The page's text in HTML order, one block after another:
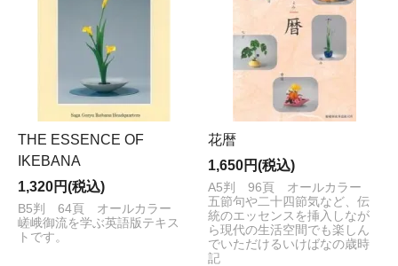
THE ESSENCE OF
IKEBANA
1,320円(税込)
B5判 64頁 オールカラー
嵯峨御流を学ぶ英語版テキス
トです。
花暦
1,650円(税込)
A5判 96頁 オールカラー
五節句や二十四節気など、伝
統のエッセンスを挿入しなが
ら現代の生活空間でも楽しん
でいただけるいけばなの歳時
記